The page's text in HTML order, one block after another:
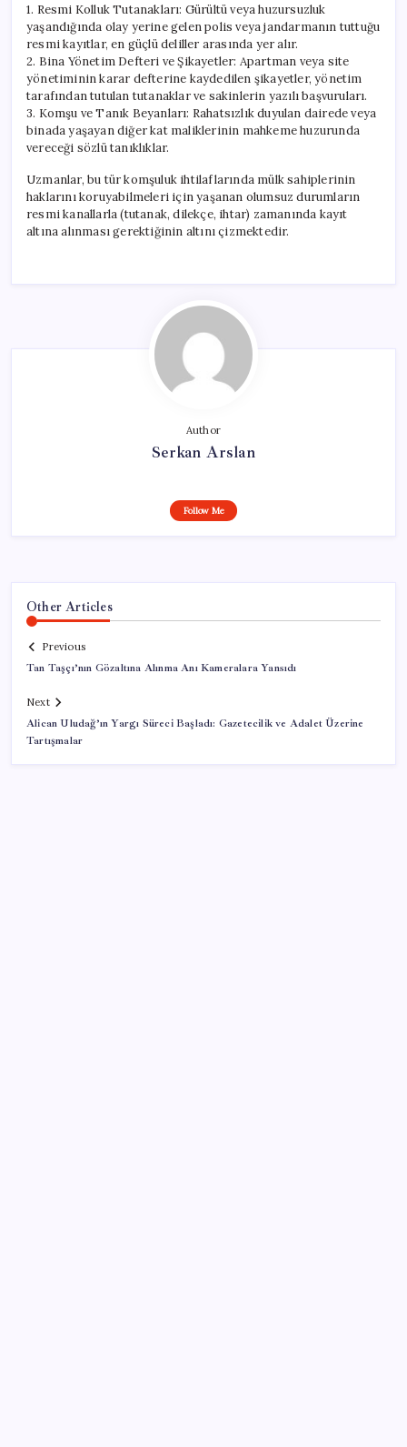
1. Resmi Kolluk Tutanakları: Gürültü veya huzursuzluk
yaşandığında olay yerine gelen polis veya jandarmanın tuttuğu
resmi kayıtlar, en güçlü deliller arasında yer alır.
2. Bina Yönetim Defteri ve Şikayetler: Apartman veya site
yönetiminin karar defterine kaydedilen şikayetler, yönetim
tarafından tutulan tutanaklar ve sakinlerin yazılı başvuruları.
3. Komşu ve Tanık Beyanları: Rahatsızlık duyulan dairede veya
binada yaşayan diğer kat maliklerinin mahkeme huzurunda
vereceği sözlü tanıklıklar.
Uzmanlar, bu tür komşuluk ihtilaflarında mülk sahiplerinin
haklarını koruyabilmeleri için yaşanan olumsuz durumların
resmi kanallarla (tutanak, dilekçe, ihtar) zamanında kayıt
altına alınması gerektiğinin altını çizmektedir.
Author
Serkan Arslan
Follow Me
Other Articles
Previous
Tan Taşçı’nın Gözaltına Alınma Anı Kameralara Yansıdı
Next
Alican Uludağ’ın Yargı Süreci Başladı: Gazetecilik ve Adalet Üzerine
Tartışmalar